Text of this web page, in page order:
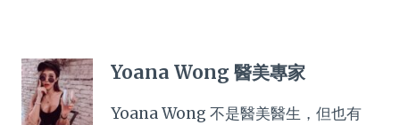
Yoana Wong 醫美專家
Yoana Wong 不是醫美醫生，但也有